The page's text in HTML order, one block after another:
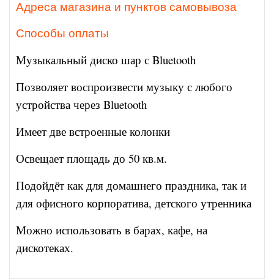
Адреса магазина и пунктов самовывоза
Способы оплаты
Музыкальный диско шар с Bluetooth
Позволяет воспроизвести музыку с любого
устройства через Bluetooth
Имеет две встроенные колонки
Освещает площадь до 50 кв.м.
Подойдёт как для домашнего праздника, так и
для офисного корпоратива, детского утренника
Можно использовать в барах, кафе, на
дискотеках.